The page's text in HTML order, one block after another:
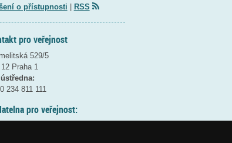
o přístupnosti RSS
pro veřejnost
529/5
12 Praha 1
234 811 111
pro veřejnost: